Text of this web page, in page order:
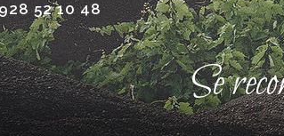
928 52 10 48
Se